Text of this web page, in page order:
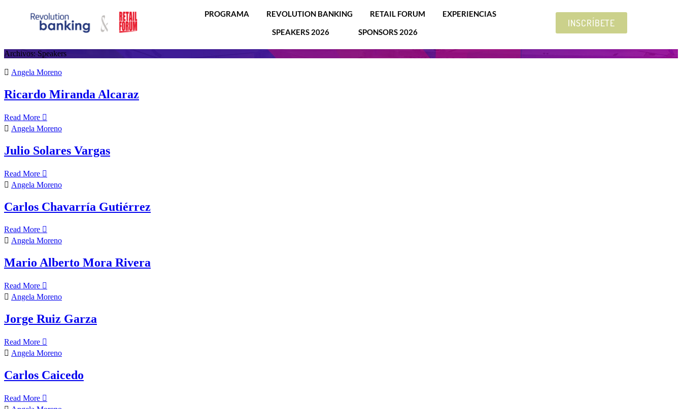
PROGRAMA REVOLUTION BANKING RETAIL FORUM
EXPERIENCIAS
SPEAKERS 2026
SPONSORS 2026
INSCRÍBETE
Archivos:Speakers
Angela Moreno
Ricardo Miranda Alcaraz
Read More
Angela Moreno
Julio Solares Vargas
Read More
Angela Moreno
Carlos Chavarría Gutiérrez
Read More
Angela Moreno
Mario Alberto Mora Rivera
Read More
Angela Moreno
Jorge Ruiz Garza
Read More
Angela Moreno
Carlos Caicedo
Read More